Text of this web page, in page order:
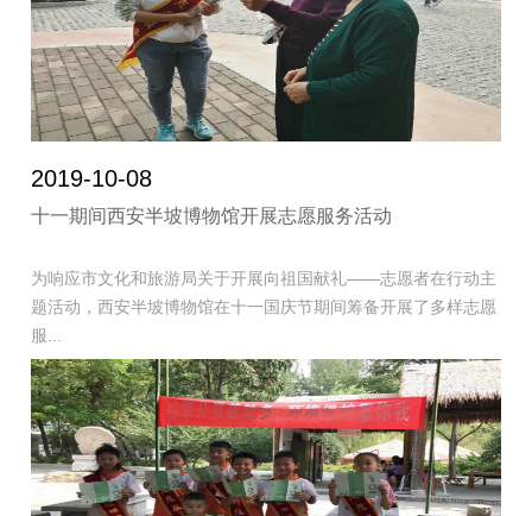
2019-10-08
十一期间西安半坡博物馆开展志愿服务活动
为响应市文化和旅游局关于开展向祖国献礼——志愿者在行动主
题活动，西安半坡博物馆在十一国庆节期间筹备开展了多样志愿
服...